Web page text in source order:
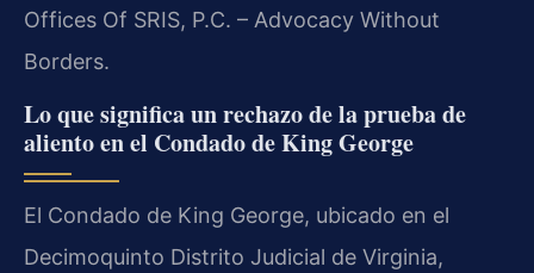
Offices Of SRIS, P.C. – Advocacy Without
Borders.
Lo que significa un rechazo de la prueba de
aliento en el Condado de King George
El Condado de King George, ubicado en el
Decimoquinto Distrito Judicial de Virginia,